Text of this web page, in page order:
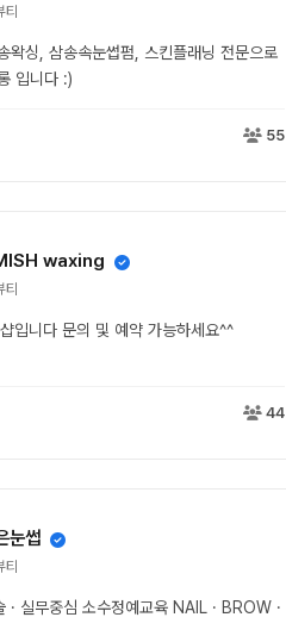
티
왁싱, 삼송속눈썹펌, 스킨플래닝 전문으로
입니다 :)
55
waxing
티
입니다 문의 및 예약 가능하세요^^
44
눈썹
티
·